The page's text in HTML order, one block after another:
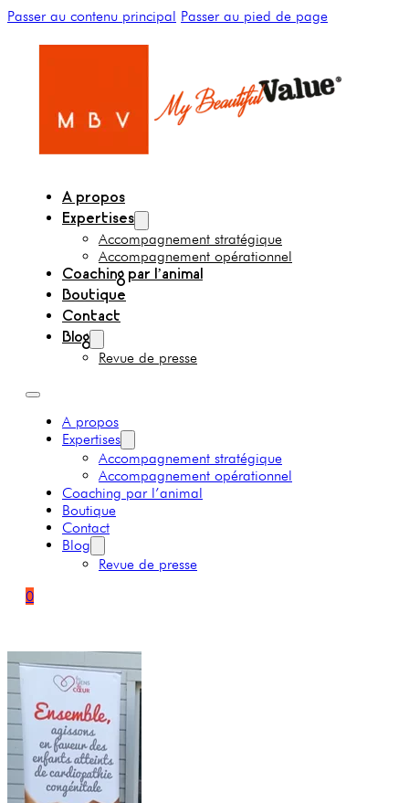
Passer au contenu principal Passer au pied de page
A propos
Expertises
Accompagnement stratégique
Accompagnement opérationnel
Coaching par l’animal
Boutique
Contact
Blog
Revue de presse
A propos
Expertises
Accompagnement stratégique
Accompagnement opérationnel
Coaching par l’animal
Boutique
Contact
Blog
Revue de presse
0